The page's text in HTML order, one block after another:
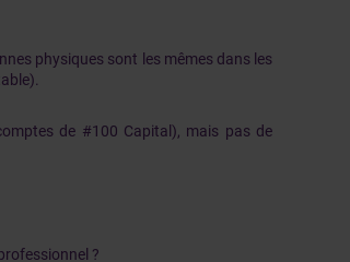
physiques sont les mêmes dans les
de #100 Capital), mais pas de
?